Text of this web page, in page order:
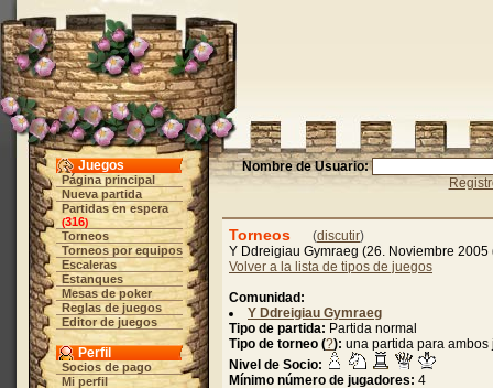
Juegos
Página principal
Nueva partida
Partidas en espera
(316)
Torneos
Torneos por equipos
Escaleras
Estanques
Mesas de poker
Reglas de juegos
Editor de juegos
Perfil
Socios de pago
Mi perfil
Nombre de Usuario:
Torneos (discutir)
Y Ddreigiau Gymraeg (26. Noviembre 2005
Volver a la lista de tipos de juegos
Comunidad:
Y Ddreigiau Gymraeg
Tipo de partida: Partida normal
Tipo de torneo (?): una partida para ambos
Nivel de Socio:
Mínimo número de jugadores: 4